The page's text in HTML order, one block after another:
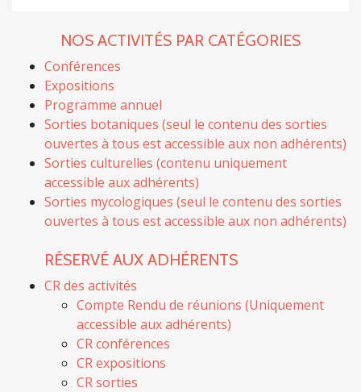
NOS ACTIVITÉS PAR CATÉGORIES
Conférences
Expositions
Programme annuel
Sorties botaniques (seul le contenu des sorties
ouvertes à tous est accessible aux non adhérents)
Sorties culturelles (contenu uniquement
accessible aux adhérents)
Sorties mycologiques (seul le contenu des sorties
ouvertes à tous est accessible aux non adhérents)
RÉSERVÉ AUX ADHÉRENTS
CR des activités
Compte Rendu de réunions (Uniquement
accessible aux adhérents)
CR conférences
CR expositions
CR sorties